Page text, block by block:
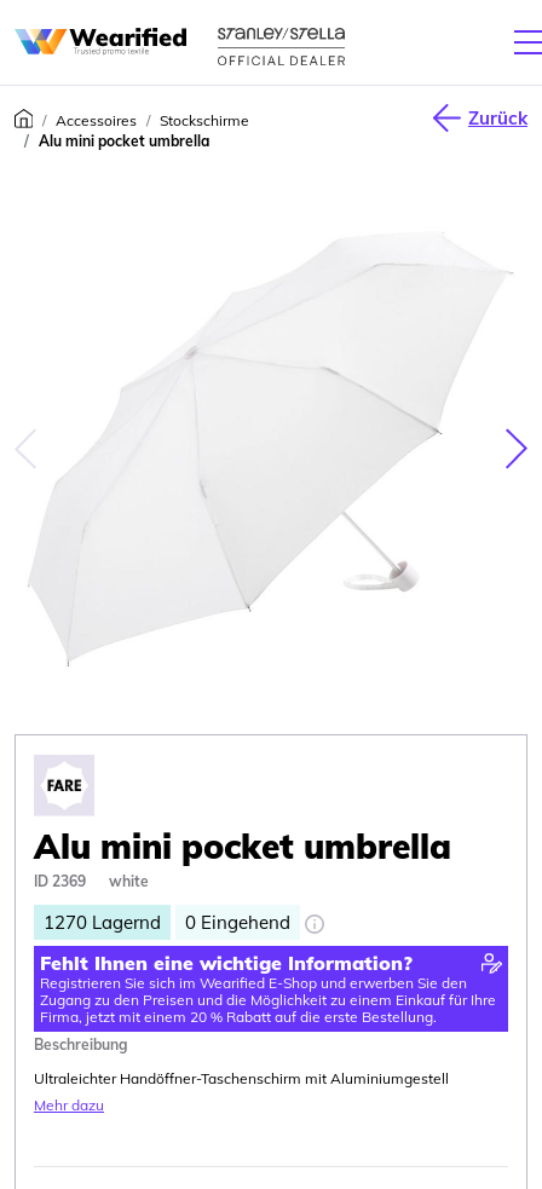
Accessoires
Stockschirme
Alu mini pocket umbrella
Zurück
Alu mini pocket umbrella
ID 2369 white
1270 Lagernd 0 Eingehend
Fehlt Ihnen eine wichtige Information?
Registrieren Sie sich im Wearified E-Shop und erwerben Sie den
Zugang zu den Preisen und die Möglichkeit zu einem Einkauf für Ihre
Firma, jetzt mit einem 20 % Rabatt auf die erste Bestellung.
Beschreibung
Ultraleichter Handöffner-Taschenschirm mit Aluminiumgestell
Mehr dazu